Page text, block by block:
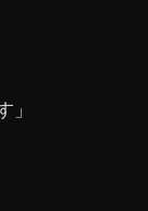
」